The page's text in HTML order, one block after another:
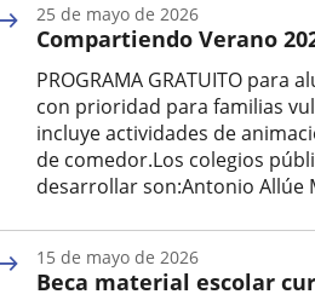
la
noticia
Compartiendo Verano
PROGRAMA GRATUITO para
con prioridad para familias
incluye actividades de
de comedor.Los colegios
desarrollar son:Antonio Allúe
la
noticia
25 de mayo de 2026
Beca material escolar
15 de mayo de 2026